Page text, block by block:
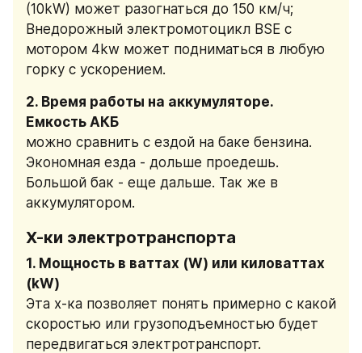
(10kW) может разогнаться до 150 км/ч;
Внедорожный электромотоцикл BSE с
мотором 4kw может подниматься в любую
горку с ускорением.
2. Время работы на аккумуляторе.
Емкость АКБ
можно сравнить с ездой на баке бензина.
Экономная езда - дольше проедешь.
Большой бак - еще дальше. Так же в
аккумулятором.
Х-ки электротранспорта
1. Мощность в ваттах (W) или киловаттах
(kW)
Эта х-ка позволяет понять примерно с какой
скоростью или грузоподъемностью будет
передвигаться электротранспорт.